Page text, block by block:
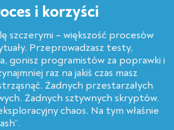
i korzyści
szczerymi – większość procesów
Przeprowadzasz testy,
gonisz programistów za poprawki i
raz na jakiś czas masz
Żadnych przestarzałych
Żadnych sztywnych skryptów.
chaos. Na tym właśnie